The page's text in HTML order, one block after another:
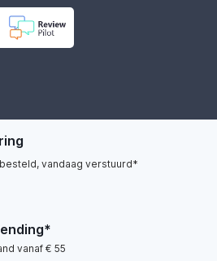
vandaag verstuurd*
vanaf € 55